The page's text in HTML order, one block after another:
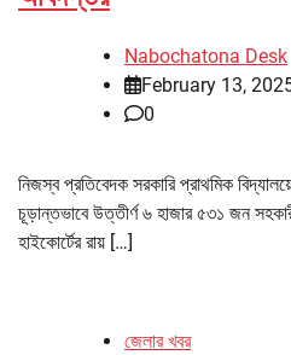
Nabochatona Desk
February 13,
0
নিজস্ব প্রতিবেদক সরকারি প্রাথমিক
চূড়ান্তভাবে উত্তীর্ণ ৬ হাজার ৫৩১ জন
হাইকোর্টের রায় […]
জেলার খবর